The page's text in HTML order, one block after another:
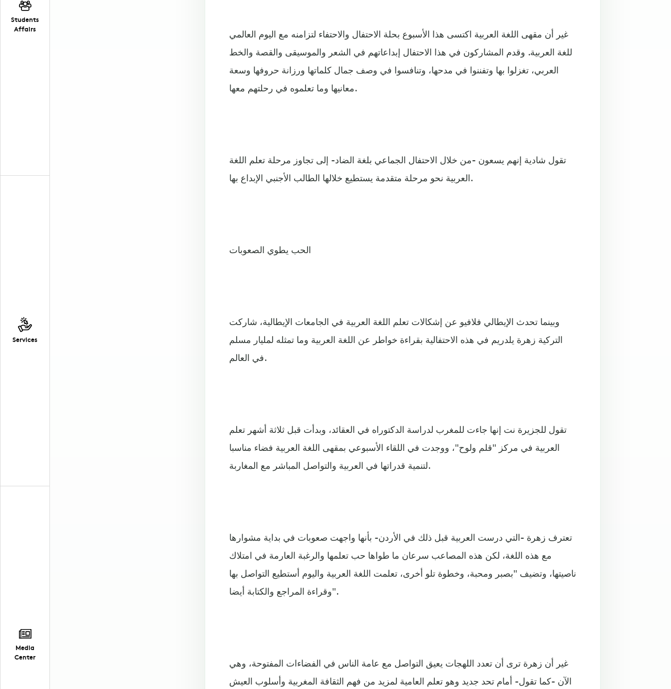
Students
Affairs
Services
Media
Center
غير أن مقهى اللغة العربية اكتسى هذا الأسبوع بحلة الاحتفال والاحتفاء لتزامنه مع اليوم العالمي
للغة العربية. وقدم المشاركون في هذا الاحتفال إبداعاتهم في الشعر والموسيقى والقصة والخط
العربي، تغزلوا بها وتفننوا في مدحها، وتنافسوا في وصف جمال كلماتها ورزانة حروفها وسعة
معانيها وما تعلموه في رحلتهم معها.
تقول شادية إنهم يسعون -من خلال الاحتفال الجماعي بلغة الضاد- إلى تجاوز مرحلة تعلم اللغة
العربية نحو مرحلة متقدمة يستطيع خلالها الطالب الأجنبي الإبداع بها.
الحب يطوي الصعوبات
وبينما تحدث الإيطالي فلافيو عن إشكالات تعلم اللغة العربية في الجامعات الإيطالية، شاركت
التركية زهرة يلدريم في هذه الاحتفالية بقراءة خواطر عن اللغة العربية وما تمثله لمليار مسلم
في العالم.
تقول للجزيرة نت إنها جاءت للمغرب لدراسة الدكتوراه في العقائد، وبدأت قبل ثلاثة أشهر تعلم
العربية في مركز "قلم ولوح"، ووجدت في اللقاء الأسبوعي بمقهى اللغة العربية فضاء مناسبا
لتنمية قدراتها في العربية والتواصل المباشر مع المغاربة.
تعترف زهرة -التي درست العربية قبل ذلك في الأردن- بأنها واجهت صعوبات في بداية مشوارها
مع هذه اللغة، لكن هذه المصاعب سرعان ما طواها حب تعلمها والرغبة العارمة في امتلاك
ناصيتها، وتضيف "بصبر ومحبة، وخطوة تلو أخرى، تعلمت اللغة العربية واليوم أستطيع التواصل بها
وقراءة المراجع والكتابة أيضا".
غير أن زهرة ترى أن تعدد اللهجات يعيق التواصل مع عامة الناس في الفضاءات المفتوحة، وهي
الآن -كما تقول- أمام تحد جديد وهو تعلم العامية لمزيد من فهم الثقافة المغربية وأسلوب العيش